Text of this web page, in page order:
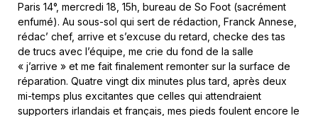
Paris 14°, mercredi 18, 15h, bureau de So Foot (sacrément
enfumé). Au sous-sol qui sert de rédaction, Franck Annese,
rédac’ chef, arrive et s’excuse du retard, checke des tas
de trucs avec l’équipe, me crie du fond de la salle
« j’arrive » et me fait finalement remonter sur la surface de
réparation. Quatre vingt dix minutes plus tard, après deux
mi-temps plus excitantes que celles qui attendraient
supporters irlandais et français, mes pieds foulent encore le